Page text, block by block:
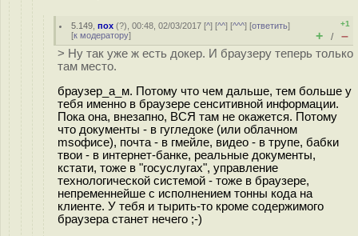
5.149 ,пох (?), 00:48, 02/03/2017 [^] [^^] [^^^] [ответить]
[к модератору]
+1
+ / –
> Ну так уже ж есть докер. И браузеру теперь только
там место.
браузер_а_м. Потому что чем дальше, тем больше у
тебя именно в браузере сенситивной информации.
Пока она, внезапно, ВСЯ там не окажется. Потому
что документы - в гугледоке (или облачном
msофисе), почта - в гмейле, видео - в трупе, бабки
твои - в интернет-банке, реальные документы,
кстати, тоже в "госуслугах", управление
технологической системой - тоже в браузере,
непременнейше с исполнением тонны кода на
клиенте. У тебя и тырить-то кроме содержимого
браузера станет нечего ;-)